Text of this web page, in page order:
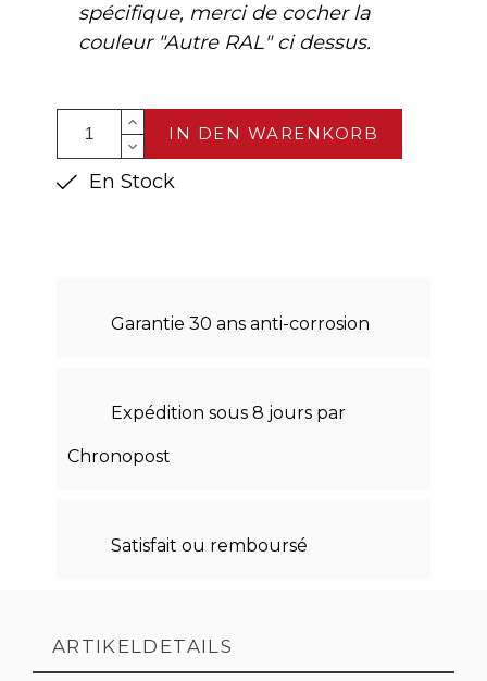
spécifique, merci de cocher la
couleur "Autre RAL" ci dessus.
IN DEN WARENKORB
En Stock
Garantie 30 ans anti-corrosion
Expédition sous 8 jours par
Chronopost
Satisfait ou remboursé
ARTIKELDETAILS